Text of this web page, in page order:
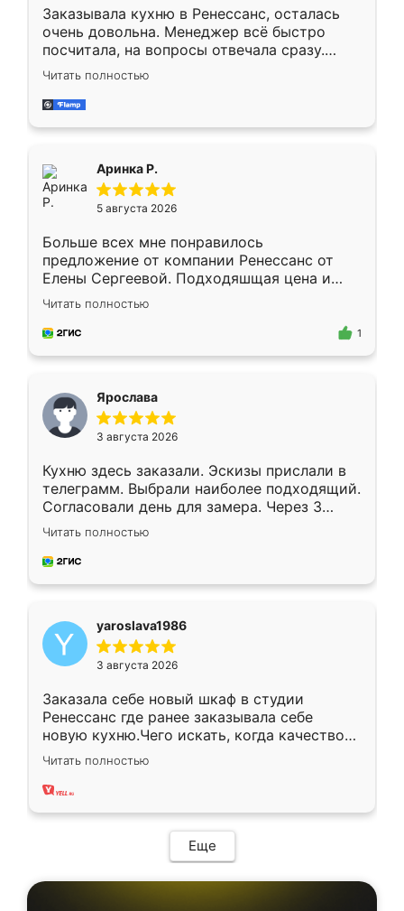
Заказывала кухню в Ренессанс, осталась
очень довольна. Менеджер всё быстро
посчитала, на вопросы отвечала сразу.
Замерщик приехал в субботу, подошёл к
делу со всей ответственностью. Собрали
за день, ребята работали аккуратно, даже
Читать полностью
Аринка Р.
5 августа 2026
Больше всех мне понравилось
предложение от компании Ренессанс от
Елены Сергеевой. Подходяшщая цена и
короткие сроки изготовления. Приехавший
для замера сотрудник Владислав
предложил по моему эскизу самый
Читать полностью
1
Ярослава
3 августа 2026
Кухню здесь заказали. Эскизы прислали в
телеграмм. Выбрали наиболее подходящий.
Согласовали день для замера. Через 3
недели кухня была уже готова. Остались
довольны работой. Спасибо Ренессанс
мебель за качественную работу!
Читать полностью
yaroslava1986
3 августа 2026
Заказала себе новый шкаф в студии
Ренессанс где ранее заказывала себе
новую кухню.Чего искать, когда качеством
вполне довольна. Служит кухня уже почти
два года, нареканий нет.
Читать полностью
Еще